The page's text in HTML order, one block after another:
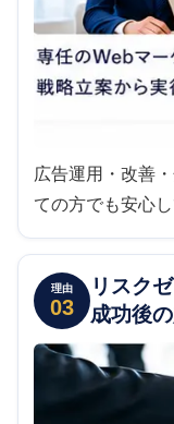
広告運用・改善
ての方でも安心
理由
03
リスク
成功後